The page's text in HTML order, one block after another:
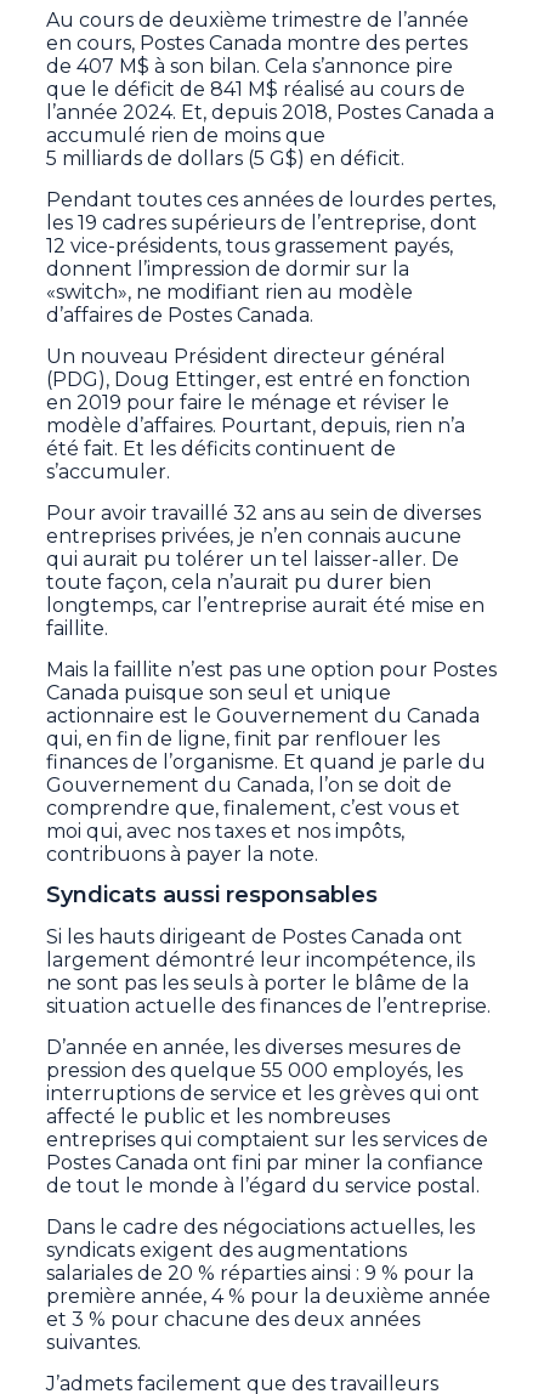
Au cours de deuxième trimestre de l’année
en cours, Postes Canada montre des pertes
de 407 M$ à son bilan. Cela s’annonce pire
que le déficit de 841 M$ réalisé au cours de
l’année 2024. Et, depuis 2018, Postes Canada a
accumulé rien de moins que
5 milliards de dollars (5 G$) en déficit.
Pendant toutes ces années de lourdes pertes,
les 19 cadres supérieurs de l’entreprise, dont
12 vice-présidents, tous grassement payés,
donnent l’impression de dormir sur la
«switch», ne modifiant rien au modèle
d’affaires de Postes Canada.
Un nouveau Président directeur général
(PDG), Doug Ettinger, est entré en fonction
en 2019 pour faire le ménage et réviser le
modèle d’affaires. Pourtant, depuis, rien n’a
été fait. Et les déficits continuent de
s’accumuler.
Pour avoir travaillé 32 ans au sein de diverses
entreprises privées, je n’en connais aucune
qui aurait pu tolérer un tel laisser-aller. De
toute façon, cela n’aurait pu durer bien
longtemps, car l’entreprise aurait été mise en
faillite.
Mais la faillite n’est pas une option pour Postes
Canada puisque son seul et unique
actionnaire est le Gouvernement du Canada
qui, en fin de ligne, finit par renflouer les
finances de l’organisme. Et quand je parle du
Gouvernement du Canada, l’on se doit de
comprendre que, finalement, c’est vous et
moi qui, avec nos taxes et nos impôts,
contribuons à payer la note.
Syndicats aussi responsables
Si les hauts dirigeant de Postes Canada ont
largement démontré leur incompétence, ils
ne sont pas les seuls à porter le blâme de la
situation actuelle des finances de l’entreprise.
D’année en année, les diverses mesures de
pression des quelque 55 000 employés, les
interruptions de service et les grèves qui ont
affecté le public et les nombreuses
entreprises qui comptaient sur les services de
Postes Canada ont fini par miner la confiance
de tout le monde à l’égard du service postal.
Dans le cadre des négociations actuelles, les
syndicats exigent des augmentations
salariales de 20 % réparties ainsi : 9 % pour la
première année, 4 % pour la deuxième année
et 3 % pour chacune des deux années
suivantes.
J’admets facilement que des travailleurs